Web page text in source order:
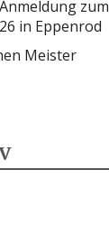
zum
in Eppenrod
Meister